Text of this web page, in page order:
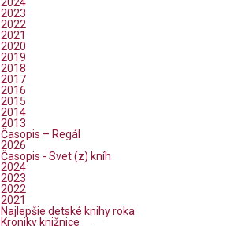
2024
2023
2022
2021
2020
2019
2018
2017
2016
2015
2014
2013
Časopis – Regál
2026
Časopis - Svet (z) kníh
2024
2023
2022
2021
Najlepšie detské knihy roka
Kroniky knižnice